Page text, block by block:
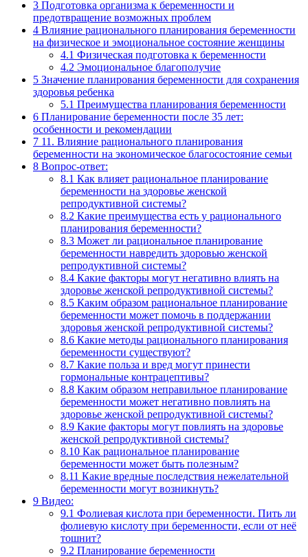
3 Подготовка организма к беременности и
предотвращение возможных проблем
4 Влияние рационального планирования беременности
на физическое и эмоциональное состояние женщины
4.1 Физическая подготовка к беременности
4.2 Эмоциональное благополучие
5 Значение планирования беременности для сохранения
здоровья ребенка
5.1 Преимущества планирования беременности
6 Планирование беременности после 35 лет:
особенности и рекомендации
7 11. Влияние рационального планирования
беременности на экономическое благосостояние семьи
8 Вопрос-ответ:
8.1 Как влияет рациональное планирование
беременности на здоровье женской
репродуктивной системы?
8.2 Какие преимущества есть у рационального
планирования беременности?
8.3 Может ли рациональное планирование
беременности навредить здоровью женской
репродуктивной системы?
8.4 Какие факторы могут негативно влиять на
здоровье женской репродуктивной системы?
8.5 Каким образом рациональное планирование
беременности может помочь в поддержании
здоровья женской репродуктивной системы?
8.6 Какие методы рационального планирования
беременности существуют?
8.7 Какие польза и вред могут принести
гормональные контрацептивы?
8.8 Каким образом неправильное планирование
беременности может негативно повлиять на
здоровье женской репродуктивной системы?
8.9 Какие факторы могут повлиять на здоровье
женской репродуктивной системы?
8.10 Как рациональное планирование
беременности может быть полезным?
8.11 Какие вредные последствия нежелательной
беременности могут возникнуть?
9 Видео:
9.1 Фолиевая кислота при беременности. Пить ли
фолиевую кислоту при беременности, если от неё
тошнит?
9.2 Планирование беременности